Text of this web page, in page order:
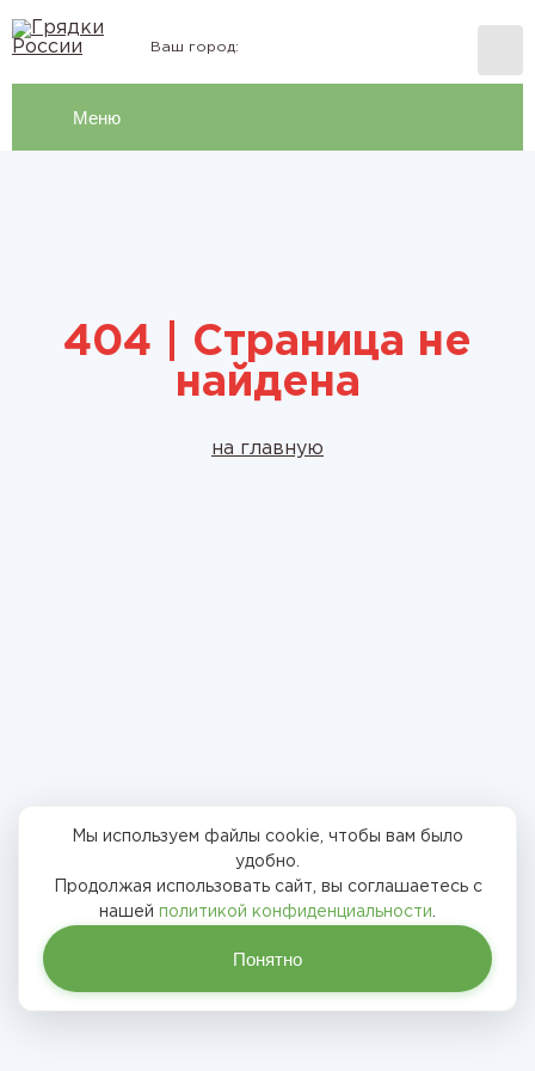
Мы используем файлы cookie, чтобы вам было
удобно.
Продолжая использовать сайт, вы соглашаетесь с
нашей политикой конфиденциальности
Понятно
Ваш город:
Меню
404 | Страница не
найдена
на главную